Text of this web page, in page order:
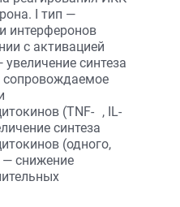
I тип —
интерферонов
с активацией
увеличение синтеза
сопровождаемое
(TNF- , IL-
синтеза
(одного,
— снижение